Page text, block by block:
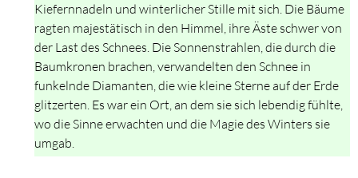
Kiefernnadeln und winterlicher Stille mit sich. Die Bäume
ragten majestätisch in den Himmel, ihre Äste schwer von
der Last des Schnees. Die Sonnenstrahlen, die durch die
Baumkronen brachen, verwandelten den Schnee in
funkelnde Diamanten, die wie kleine Sterne auf der Erde
glitzerten. Es war ein Ort, an dem sie sich lebendig fühlte,
wo die Sinne erwachten und die Magie des Winters sie
umgab.